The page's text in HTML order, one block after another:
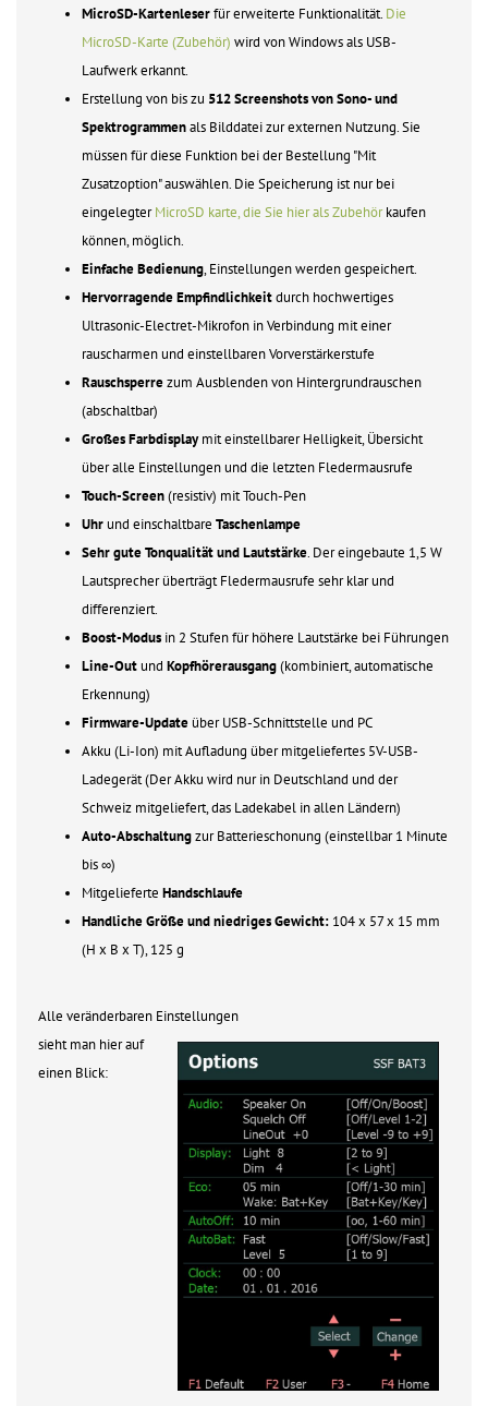
MicroSD-Kartenleserfür erweiterte Funktionalität. Die
MicroSD-Karte (Zubehör) wird von Windows als USB-
Laufwerk erkannt.
Erstellung von bis zu 512 Screenshots von Sono- und
Spektrogrammenals Bilddatei zur externen Nutzung. Sie
müssen für diese Funktion bei der Bestellung "Mit
Zusatzoption" auswählen. Die Speicherung ist nur bei
eingelegterMicroSD karte, die Sie hier als Zubehörkaufen
können, möglich.
Einfache Bedienung, Einstellungen werden gespeichert.
Hervorragende Empfindlichkeitdurch hochwertiges
Ultrasonic-Electret-Mikrofon in Verbindung mit einer
rauscharmen und einstellbaren Vorverstärkerstufe
Rauschsperrezum Ausblenden von Hintergrundrauschen
(abschaltbar)
Großes Farbdisplaymit einstellbarer Helligkeit, Übersicht
über alle Einstellungen und die letzten Fledermausrufe
Touch-Screen(resistiv) mit Touch-Pen
Uhrund einschaltbare Taschenlampe
Sehr gute Tonqualität und Lautstärke. Der eingebaute 1,5 W
Lautsprecher überträgt Fledermausrufe sehr klar und
differenziert.
Boost-Modus in 2 Stufen für höhere Lautstärke bei Führungen
Line-Outund Kopfhörerausgang(kombiniert, automatische
Erkennung)
Firmware-Updateüber USB-Schnittstelle und PC
Akku (Li-Ion) mit Aufladung über mitgeliefertes 5V-USB-
Ladegerät (Der Akku wird nur in Deutschland und der
Schweiz mitgeliefert, das Ladekabel in allen Ländern)
Auto-Abschaltungzur Batterieschonung (einstellbar 1 Minute
bis ∞)
Mitgelieferte Handschlaufe
Handliche Größe und niedriges Gewicht: 104 x 57 x 15 mm
(H x B x T), 125 g
Alle veränderbaren Einstellungen
sieht man hier auf
einen Blick: